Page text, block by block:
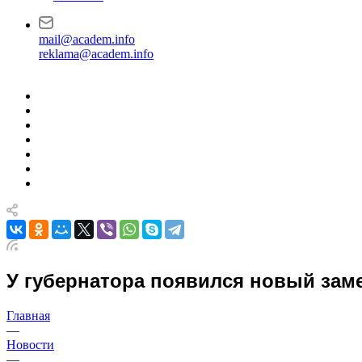
mail@academ.info
reklama@academ.info
У губернатора появился новый
Главная
—
Новости
—